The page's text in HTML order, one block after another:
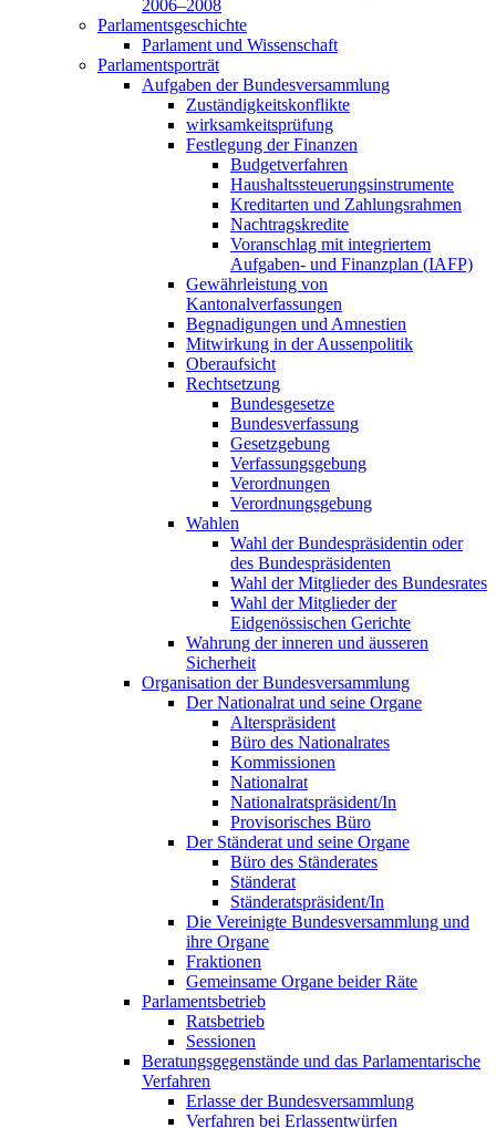
2006–2008
Parlamentsgeschichte
Parlament und Wissenschaft
Parlamentsporträt
Aufgaben der Bundesversammlung
Zuständigkeitskonflikte
wirksamkeitsprüfung
Festlegung der Finanzen
Budgetverfahren
Haushaltssteuerungsinstrumente
Kreditarten und Zahlungsrahmen
Nachtragskredite
Voranschlag mit integriertem
Aufgaben- und Finanzplan (IAFP)
Gewährleistung von
Kantonalverfassungen
Begnadigungen und Amnestien
Mitwirkung in der Aussenpolitik
Oberaufsicht
Rechtsetzung
Bundesgesetze
Bundesverfassung
Gesetzgebung
Verfassungsgebung
Verordnungen
Verordnungsgebung
Wahlen
Wahl der Bundespräsidentin oder
des Bundespräsidenten
Wahl der Mitglieder des Bundesrates
Wahl der Mitglieder der
Eidgenössischen Gerichte
Wahrung der inneren und äusseren
Sicherheit
Organisation der Bundesversammlung
Der Nationalrat und seine Organe
Alterspräsident
Büro des Nationalrates
Kommissionen
Nationalrat
Nationalratspräsident/In
Provisorisches Büro
Der Ständerat und seine Organe
Büro des Ständerates
Ständerat
Ständeratspräsident/In
Die Vereinigte Bundesversammlung und
ihre Organe
Fraktionen
Gemeinsame Organe beider Räte
Parlamentsbetrieb
Ratsbetrieb
Sessionen
Beratungsgegenstände und das Parlamentarische
Verfahren
Erlasse der Bundesversammlung
Verfahren bei Erlassentwürfen